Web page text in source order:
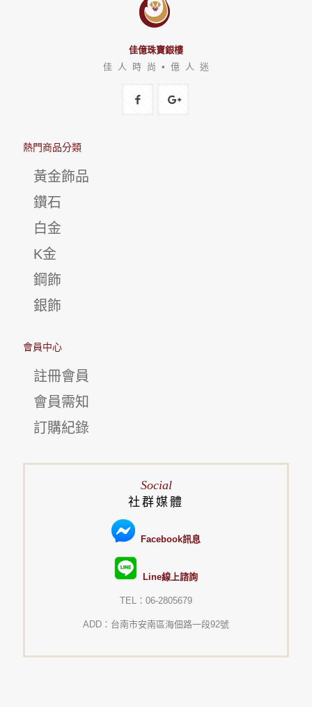
佳億珠寶銀樓
佳 人 時 尚 • 億 人 迷
熱門商品分類
黃金飾品
鑽石
白金
K金
鋼飾
銀飾
會員中心
註冊會員
會員需知
訂購紀錄
Social
社群媒體
Facebook訊息
Line線上諮詢
TEL：06-2805679
ADD：台南市安南區海佃路一段92號